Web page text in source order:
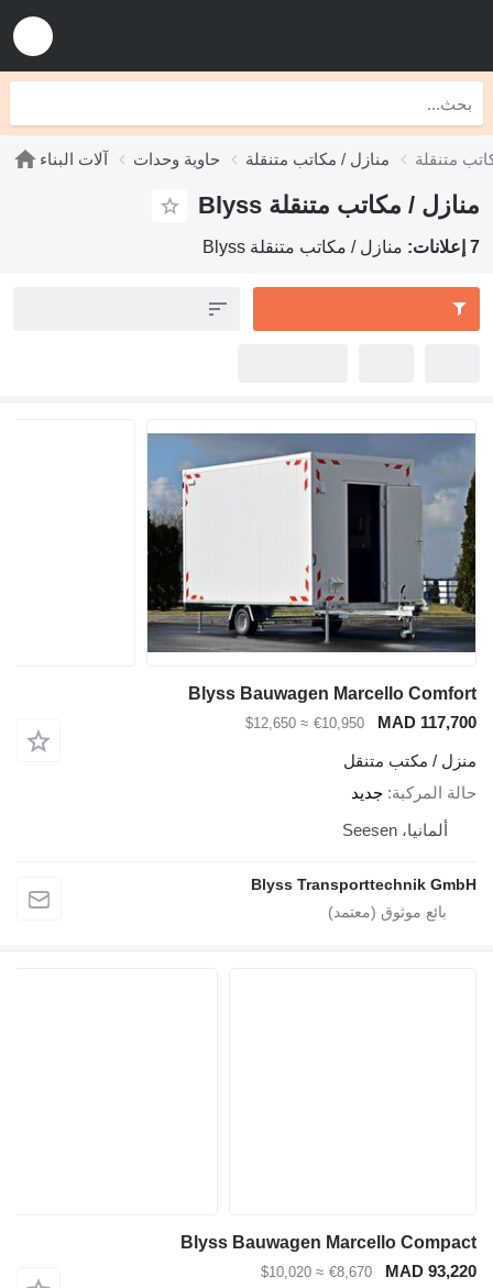
آلات البناء حاوية وحدات منازل / مكاتب متنقلة
منازل / مكاتب متنقلة Blyss
7 إعلانات: منازل / مكاتب متنقلة Blyss
Blyss Bauwagen Marcello Comfort
MAD 117,700
€10,950
≈ $12,650
منزل / مكتب متنقل
حالة المركبة جديد
ألمانيا، Seesen
Blyss Transporttechnik GmbH
Blyss Bauwagen Marcello Compact
MAD 93,220
€8,670
≈ $10,020